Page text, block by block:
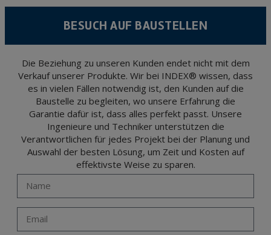
According to Data Protection legislation, you are strongly advised not to send high-
encrypted. Should these details be sent, it is done so under your sole responsibility.
and opposition under the provisions of the General Data Protection Regulation
Portalada II | c/ Segador 13, 26006 | Logroño (La Rioja).
BESUCH AUF BAUSTELLEN
Die Beziehung zu unseren Kunden endet nicht mit dem
Verkauf unserer Produkte. Wir bei INDEX® wissen, dass
es in vielen Fällen notwendig ist, den Kunden auf die
Baustelle zu begleiten, wo unsere Erfahrung die
Garantie dafür ist, dass alles perfekt passt. Unsere
Ingenieure und Techniker unterstützen die
Verantwortlichen für jedes Projekt bei der Planung und
Auswahl der besten Lösung, um Zeit und Kosten auf
effektivste Weise zu sparen.